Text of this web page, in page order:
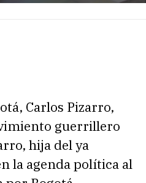
Carlos Pizarro,
guerrillero
hija del ya
la agenda política al